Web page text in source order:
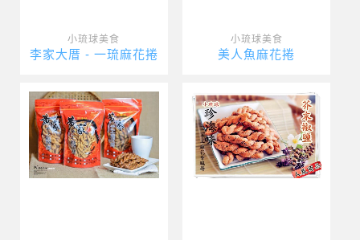
小琉球美食
李家大厝 - 一琉麻花捲
小琉球美食
美人魚麻花捲